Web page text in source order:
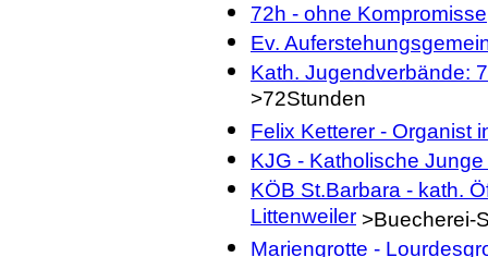
72h - ohne Kompromisse
Ev.
Kath. Jugendverbände:
>72Stunden
Felix Ketterer - Organist
KJG - Katholische
KÖB St.Barbara - kath.
Littenweiler >Buecherei-
Mariengrotte -